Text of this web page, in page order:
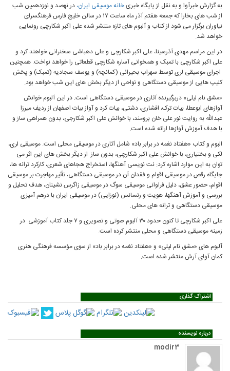
به گزارش خبرآوا و به نقل از پایگاه خبریخانه موسیقی ایران، در نهصد و نوزدهمین شب
از شب هاى بخارا که جمعه هفتم آذر ماه ساعت ۱۷ در سالن خلیج فارس فرهنگسرای
نیاوران برگزار می شود از کتاب و آلبوم های تازه منتشر شده علی اکبر شکارچی رونمایی
خواهد شد.
در این مراسم مهدى آذرسینا، على اکبر شکارچى و على دهباشى سخنرانی خواهند کرد و
على اکبر شکارچى با تمبک و همخوانى آساره شکارچی قطعاتی را خواهد نواخت. همچنین
اجراى موسیقى لرى توسط سهراب بحیرائى (کمانچه) و یوسف سجادیه (تمبک) و پخش
کلیپ هایى از موسیقى دستکَاهى و نواحى از دیکَر بخش هاى این شب خواهد بود.
«مشق نام لیلى» دربرگیرنده آثارى در موسیقى دستگاهى است. در این آلبوم خوانش
آوازهاى ابوعطا، بیات ترک، افشارى، دشتى، بیات کرد و آواز بیات اصفهان از ردیف میرزا
عبداللّه به روایت نور على خان برومند، با خوانش على اکبر شکارجى، بدون همراهى ساز و
با هدف آموزش آوازها ارائه شده است.
البوم و کتاب «هفتاد نغمه در برابر باد» شامل آثارى در موسیقى محلى است. موسیقى لرى،
لکى و بختیارى، با خوانش على اکبر شکارچى، بدون ساز. از دیکَر بخش هاى این اثر مى
توان به این موارد اشاره کرد: نت نویسى آهنگها، استخراج هجاهاى شعرى، کارکرد ترانه ها،
جایگاه رقص در موسیقى اقوام و فقدان آن در موسیقى دستگاهى، تأثیر مهاجرت بر موسیقى
اقوام، حضور عشق، دلیل فراوانى موسیقى سوگ در موسیقى زاگرس نشینان، هدف تحلیل و
بررسى و آموزش آهنگها، هویت و رنسانس (نوزایى) در موسیقى ایران با درهم آمیزى
موسیقى دستگاهى و ترانه هاى محلى.
على اکبر شکارچى تا کنون حدود ۳۰ آلبوم صوتى و تصویرى و ۷ جلد کتاب آموزشى در
زمینه موسیقى دستگاهى و محلى منتشر کرده است.
آلبوم هاى «مشق نام لیلى» و «هفتاد نغمه در برابر باد» از سوى مؤسسه فرهنگى هنرى
کمان آواى آرش منتشر شده است.
اشتراک گذاری
درباره نویسنده
modir3